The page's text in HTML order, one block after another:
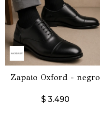
Zapato Oxford - negro
$ 3.490